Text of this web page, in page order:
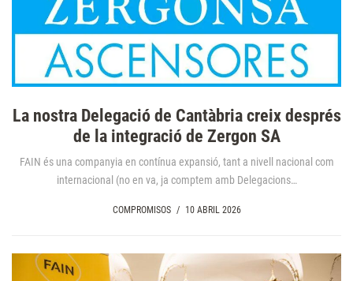
La nostra Delegació de Cantàbria creix després
de la integració de Zergon SA
FAIN és una companyia en contínua expansió, tant a nivell nacional com
internacional (no en va, ja comptem amb Delegacions…
COMPROMISOS / 10 ABRIL 2026